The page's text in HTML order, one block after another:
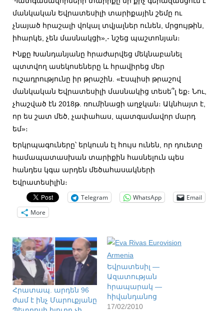
մանկական Եվրատեսիլի տարիքային շեմը ու
չնայած հրաշալի վոկալ տվյալներ ունեն, մրցույթին,
իհարկե, չեն մասնակցի»,- նշեց պաշտոնյան։
Ինքը Խանդանյանը հրաժարվեց մեկնաբանել
պտտվող ասեկոսեները և հրավիրեց մեր
ուշադրությունը իր թրաշին. «Էսպիսի թրաշով
մանկական Եվրատեսիլի մասնակից տեսե՞լ եք։ Նու,
չհաշված էն 2018թ. ռումինացի աղջկան։ Ակնհայտ է,
որ ես շատ մեծ, չափահաս, պատգամավոր մարդ
եմ»։
Երկրպագուները՝ երկուսն էլ հույս ունեն, որ դուետը
համապատասխան տարիքին հասնելուն պես
հանդես կգա արդեն մեծահասակների
Եվրատեսիլին։
Telegram WhatsApp
Email
More
Հրատապ. արդեն 96
ժամ է ինչ Մարուքյանը
Եվրատեսիլ —
Ազատության
հրապարակ —
հիվանդանոց
17/02/2010